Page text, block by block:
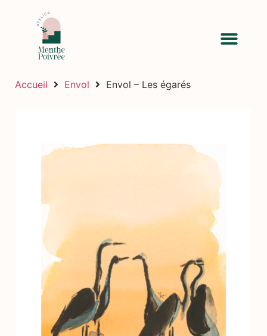
Accueil Envol Envol – Les égarés